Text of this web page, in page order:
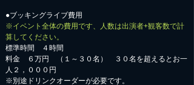
●ブッキングライブ費用
※イベント全体の費用です、人数は出演者+観客数で計
算してください。
標準時間 ４時間
料金 ６万円 （１～３０名） ３０名を超えるとお一
人２，０００円
※別途ドリンクオーダーが必要です。